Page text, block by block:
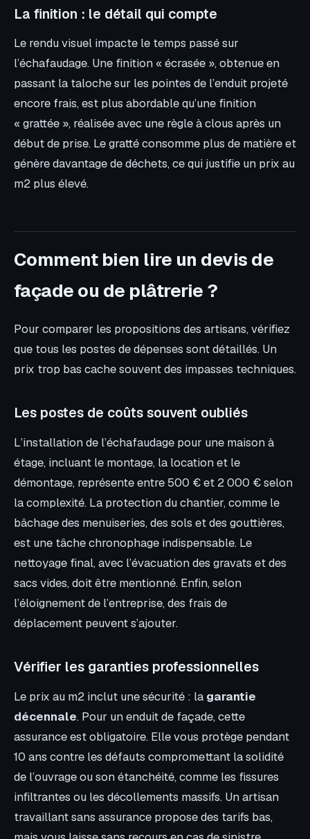
La finition : le détail qui compte
Le rendu visuel impacte le temps passé sur
l’échafaudage. Une finition « écrasée », obtenue en
passant la taloche sur les pointes de l’enduit projeté
encore frais, est plus abordable qu’une finition
« grattée », réalisée avec une règle à clous après un
début de prise. Le gratté consomme plus de matière et
génère davantage de déchets, ce qui justifie un prix au
m2 plus élevé.
Comment bien lire un devis de
façade ou de plâtrerie ?
Pour comparer les propositions des artisans, vérifiez
que tous les postes de dépenses sont détaillés. Un
prix trop bas cache souvent des impasses techniques.
Les postes de coûts souvent oubliés
L’installation de l’échafaudage pour une maison à
étage, incluant le montage, la location et le
démontage, représente entre 500 € et 2 000 € selon
la complexité. La protection du chantier, comme le
bâchage des menuiseries, des sols et des gouttières,
est une tâche chronophage indispensable. Le
nettoyage final, avec l’évacuation des gravats et des
sacs vides, doit être mentionné. Enfin, selon
l’éloignement de l’entreprise, des frais de
déplacement peuvent s’ajouter.
Vérifier les garanties professionnelles
Le prix au m2 inclut une sécurité : la garantie
décennale. Pour un enduit de façade, cette
assurance est obligatoire. Elle vous protège pendant
10 ans contre les défauts compromettant la solidité
de l’ouvrage ou son étanchéité, comme les fissures
infiltrantes ou les décollements massifs. Un artisan
travaillant sans assurance propose des tarifs bas,